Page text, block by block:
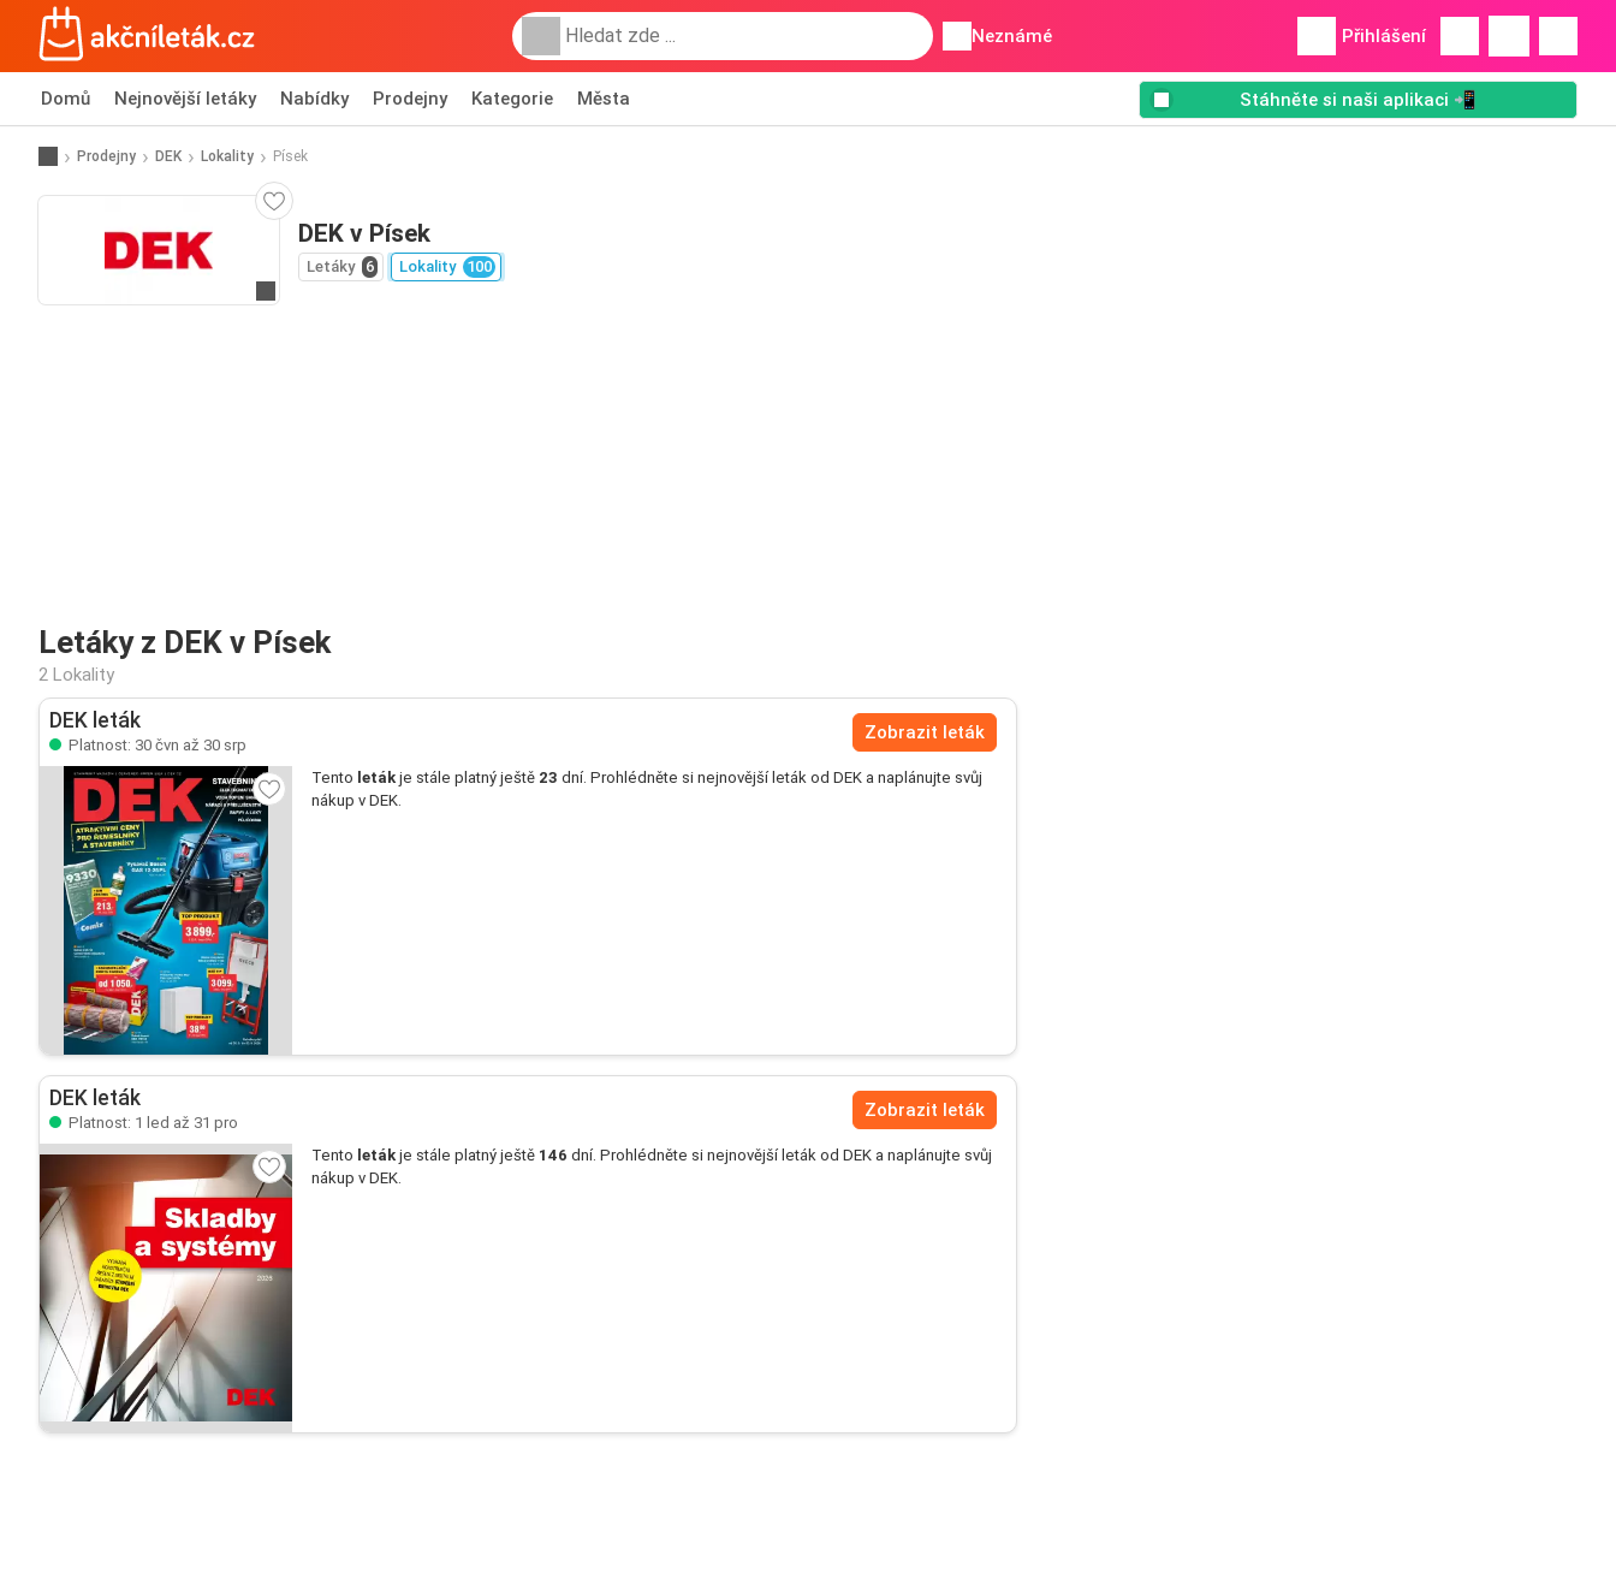
Neznámé Přihlášení
Domů Nejnovější letáky Nabídky Prodejny Kategorie Města Stáhněte si naši aplikaci 📲
Prodejny DEK Lokality Písek
DEK v Písek
Letáky 6 Lokality 100
Letáky z DEK v Písek
2 Lokality
DEK leták
Platnost: 30 čvn až 30 srp
Zobrazit leták
Tento leták je stále platný ještě 23 dní. Prohlédněte si nejnovější leták od DEK a naplánujte svůj
nákup v DEK.
DEK leták
Platnost: 1 led až 31 pro
Zobrazit leták
Tento leták je stále platný ještě 146 dní. Prohlédněte si nejnovější leták od DEK a naplánujte svůj
nákup v DEK.